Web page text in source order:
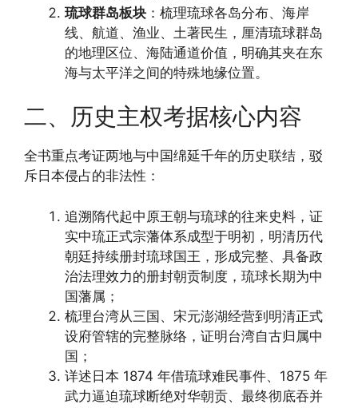
琉球群岛板块 ：梳理琉球各岛分布、海岸
线、航道、渔业、土著民生，厘清琉球群岛
的地理区位、海陆通道价值，明确其夹在东
海与太平洋之间的特殊地缘位置。
二、历史主权考据核心内容
全书重点考证两地与中国绵延千年的历史联结，驳
斥日本侵占的非法性：
追溯隋代起中原王朝与琉球的往来史料，证
实中琉正式宗藩体系成型于明初，明清历代
朝廷持续册封琉球国王，形成完整、具备政
治法理效力的册封朝贡制度，琉球长期为中
国藩属；
梳理台湾从三国、宋元澎湖经营到明清正式
设府管辖的完整脉络，证明台湾自古归属中
国；
详述日本 1874 年借琉球难民事件、1875 年
武力逼迫琉球断绝对华朝贡、最终彻底吞并